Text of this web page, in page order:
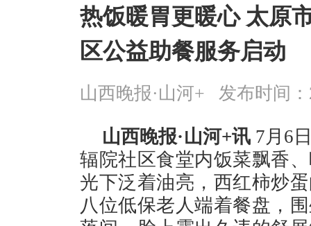
热饭暖胃更暖心 太原
区公益助餐服务启动
山西晚报·山河+ 发布时间：
山西晚报·山河+讯 7月6
辐院社区食堂内饭菜飘香
光下泛着油亮，西红柿炒
八位低保老人端着餐盘，